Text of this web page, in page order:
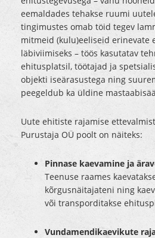
eemaldades tehakse ruumi
tingimustes omab töid tegev
mitmeid (kulu)eeliseid erinevate
läbiviimiseks – töös kasutatav
ehitusplatsil, töötajad ja
objekti iseärasustega ning
peegeldub ka üldine
Uute ehitiste rajamise
Purustaja OÜ poolt on näiteks:
Pinnase kaevamine ja
Teenuse raames
kõrgusnäitajateni ning
või transporditakse
Vundamendikaevikute